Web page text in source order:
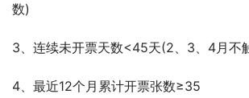
数)
3、连续未开票天数<45天(2、3、4月不
4、最近12个月累计开票张数≥35